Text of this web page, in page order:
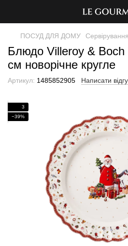
ПОСУД ДЛЯ ДОМУ Сервірування
Блюдо Villeroy & Boch
см новорічне кругле
Артикул: 1485852905 Написати
3
−39%